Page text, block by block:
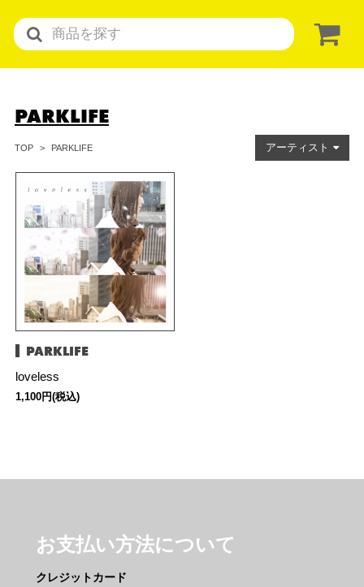
PARKLIFE
TOP PARKLIFE アーティスト
PARKLIFE
loveless
1,100円(税込)
お支払い方法について
クレジットカード